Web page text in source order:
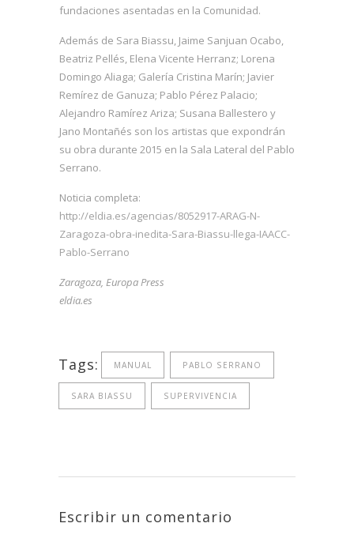
fundaciones asentadas en la Comunidad.
Además de Sara Biassu, Jaime Sanjuan Ocabo,
Beatriz Pellés, Elena Vicente Herranz; Lorena
Domingo Aliaga; Galería Cristina Marín; Javier
Remírez de Ganuza; Pablo Pérez Palacio;
Alejandro Ramírez Ariza; Susana Ballestero y
Jano Montañés son los artistas que expondrán
su obra durante 2015 en la Sala Lateral del Pablo
Serrano.
Noticia completa:
http://eldia.es/agencias/8052917-ARAG-N-
Zaragoza-obra-inedita-Sara-Biassu-llega-IAACC-
Pablo-Serrano
Zaragoza, Europa Press
eldia.es
Tags: MANUAL PABLO SERRANO
SARA BIASSU SUPERVIVENCIA
Escribir un comentario